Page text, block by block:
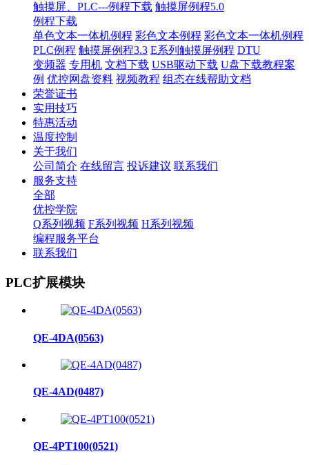
触摸屏、PLC---例程下载 触摸屏例程5.0
例程下载
单色文本一体机例程 彩色文本例程 彩色文本一体机例程
PLC例程 触摸屏例程3.3 E系列触摸屏例程 DTU
变频器 专用机 文档下载 USB驱动下载 U盘下载教程案
例 优控网盘资料 视频教程 组态在线帮助文档
荣誉证书
实用技巧
特惠活动
温度控制
关于我们
公司简介 在线留言 投诉建议 联系我们
服务支持
全部
优控学院
Q系列视频 F系列视频 H系列视频
编程服务平台
联系我们
PLC扩展模块
QE-4DA(0563)
QE-4AD(0487)
QE-4PT100(0521)